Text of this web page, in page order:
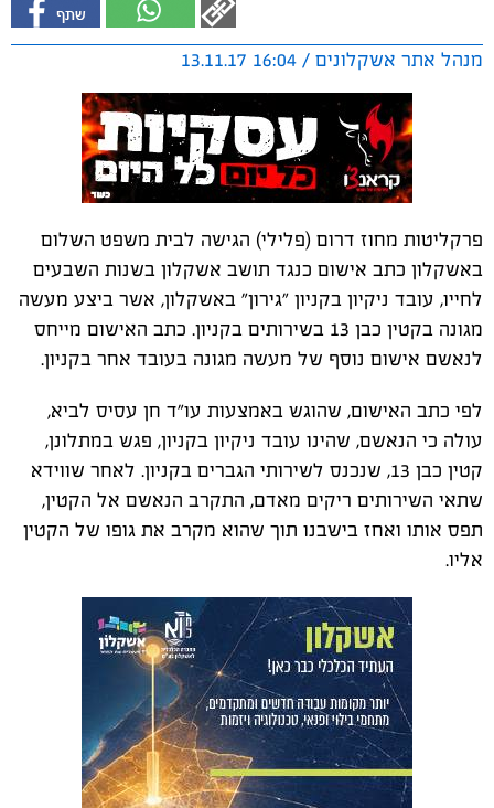
מנהל אתר אשקלונים / 16:04 13.11.17
פרקליטות מחוז דרום (פלילי) הגישה לבית משפט השלום
באשקלון כתב אישום כנגד תושב אשקלון בשנות השבעים
לחייו, עובד ניקיון בקניון "גירון" באשקלון, אשר ביצע מעשה
מגונה בקטין כבן 13 בשירותים בקניון. כתב האישום מייחס
לנאשם אישום נוסף של מעשה מגונה בעובד אחר בקניון.
לפי כתב האישום, שהוגש באמצעות עו"ד חן עסיס לביא,
עולה כי הנאשם, שהינו עובד ניקיון בקניון, פגש במתלונן,
קטין כבן 13, שנכנס לשירותי הגברים בקניון. לאחר שווידא
שתאי השירותים ריקים מאדם, התקרב הנאשם אל הקטין,
תפס אותו ואחז בישבנו תוך שהוא מקרב את גופו של הקטין
אליו.